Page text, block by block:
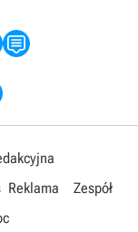
Reklama
Zespół